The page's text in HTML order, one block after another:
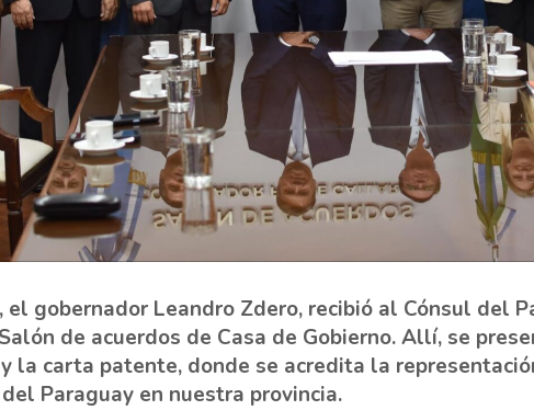
el gobernador Leandro Zdero, recibió al Cónsul del
de acuerdos de Casa de Gobierno. Allí, se
la carta patente, donde se acredita la
Paraguay en nuestra provincia.